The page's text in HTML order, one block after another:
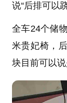
说“后排可以
全车24个储
米贵妃椅，
块目前可以说